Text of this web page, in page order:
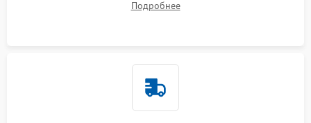
памяти и зоны VRM. Очистка платы от пыли и окислов.
Подробнее